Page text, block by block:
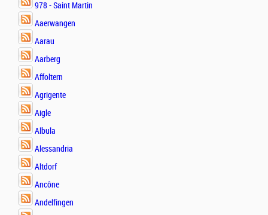
978 - Saint Martin
Aaerwangen
Aarau
Aarberg
Affoltern
Agrigente
Aigle
Albula
Alessandria
Altdorf
Ancône
Andelfingen